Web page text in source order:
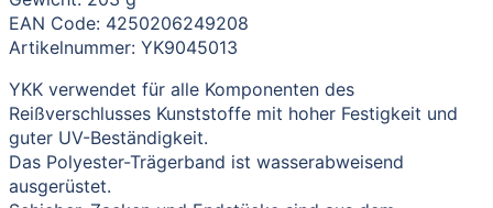
EAN Code: 4250206249208
Artikelnummer: YK9045013
YKK verwendet für alle Komponenten des
Reißverschlusses Kunststoffe mit hoher Festigkeit und
guter UV-Beständigkeit.
Das Polyester-Trägerband ist wasserabweisend
ausgerüstet.